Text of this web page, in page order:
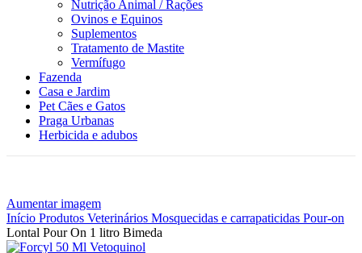
Nutrição Animal / Rações
Ovinos e Equinos
Suplementos
Tratamento de Mastite
Vermífugo
Fazenda
Casa e Jardim
Pet Cães e Gatos
Praga Urbanas
Herbicida e adubos
Aumentar imagem
Início Produtos Veterinários Mosquecidas e carrapaticidas Pour-on
Lontal Pour On 1 litro Bimeda